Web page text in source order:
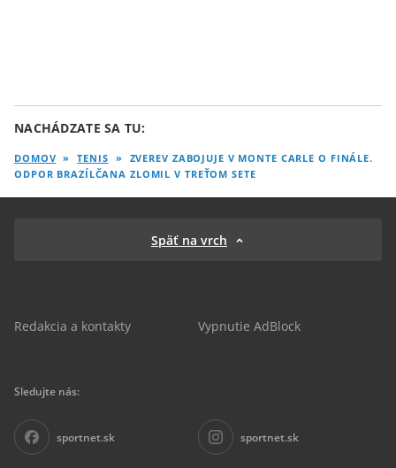
NACHÁDZATE SA TU:
DOMOV » TENIS » ZVEREV ZABOJUJE V MONTE CARLE O FINÁLE.
ODPOR BRAZÍLČANA ZLOMIL V TREŤOM SETE
Späť na vrch
Redakcia a kontakty Vypnutie AdBlock
Sledujte nás:
sportnet.sk sportnet.sk